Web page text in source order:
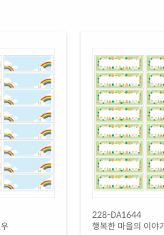
228-DA1644
행복한 마을의 이야기